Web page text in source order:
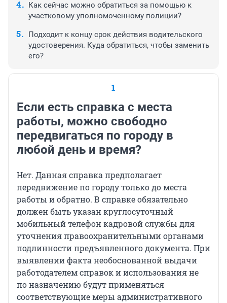
Как сейчас можно обратиться за помощью к
участковому уполномоченному полиции?
Подходит к концу срок действия водительского
удостоверения. Куда обратиться, чтобы заменить
его?
1
Если есть справка с места
работы, можно свободно
передвигаться по городу в
любой день и время?
Нет. Данная справка предполагает
передвижение по городу только до места
работы и обратно. В справке обязательно
должен быть указан круглосуточный
мобильный телефон кадровой службы для
уточнения правоохранительными органами
подлинности предъявленного документа. При
выявлении факта необоснованной выдачи
работодателем справок и использования не
по назначению будут применяться
соответствующие меры административного